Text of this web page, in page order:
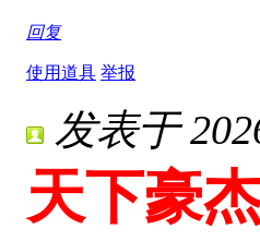
回复
使用道具 举报
发表于
天下豪